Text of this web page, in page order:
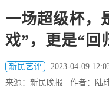
一场超级杯，
戏”，更是“回
新民艺评
2023-04-09
来源：新民晚报 作者：陆